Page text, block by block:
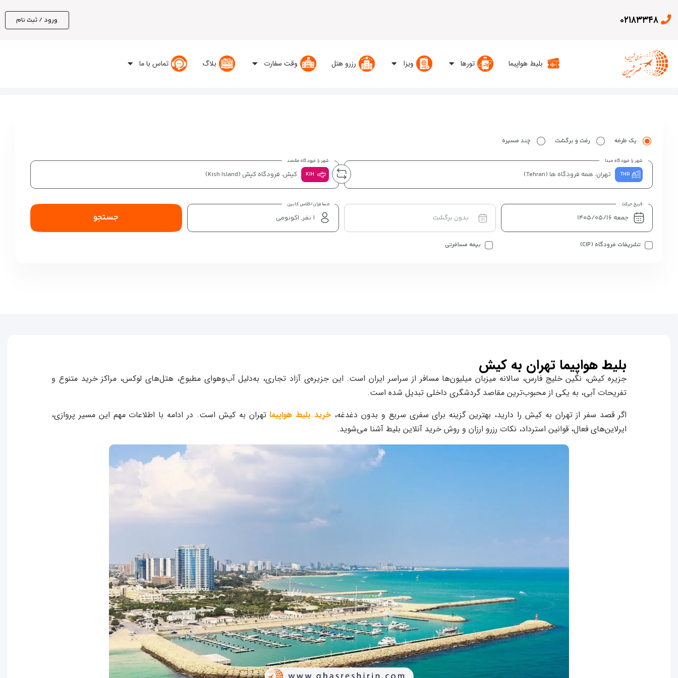
۰۲۱۸۳۳۴۸ ورود / ثبت نام
بلیط هواپیما تورها ویزا رزرو هتل وقت سفارت بلاگ تماس با ما
یک طرفه رفت و برگشت چند مسیره
شهر یا فرودگاه مبدا
THR تهران، همه فرودگاه ها (Tehran)
شهر یا فرودگاه مقصد
KIH کیش، فرودگاه کیش (Kish Island)
تاریخ حرکت
بدون برگشت
مسافران/کلاس کابین
جستجو
تشریفات فرودگاه (CIP) بیمه مسافرتی
بلیط هواپیما تهران به کیش
جزیره کیش، نگین خلیج فارس، سالانه میزبان میلیون‌ها مسافر از سراسر ایران است. این جزیره‌ی آزاد تجاری، به‌دلیل آب‌وهوای مطبوع، هتل‌های لوکس، مراکز خرید متنوع و
تفریحات آبی، به یکی از محبوب‌ترین مقاصد گردشگری داخلی تبدیل شده است.
اگر قصد سفر از تهران به کیش را دارید، بهترین گزینه برای سفری سریع و بدون دغدغه، خرید بلیط هواپیماتهران به کیش است. در ادامه با اطلاعات مهم این مسیر پروازی،
ایرلاین‌های فعال، قوانین استرداد، نکات رزرو ارزان و روش خرید آنلاین بلیط آشنا می‌شوید.